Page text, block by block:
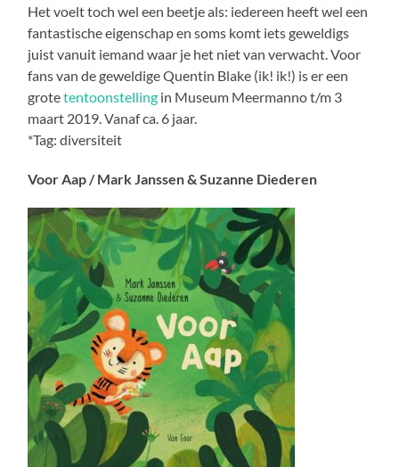
Het voelt toch wel een beetje als: iedereen heeft wel een
fantastische eigenschap en soms komt iets geweldigs
juist vanuit iemand waar je het niet van verwacht. Voor
fans van de geweldige Quentin Blake (ik! ik!) is er een
grotetentoonstelling in Museum Meermanno t/m 3
maart 2019. Vanaf ca. 6 jaar.
*Tag: diversiteit
Voor Aap / Mark Janssen & Suzanne Diederen